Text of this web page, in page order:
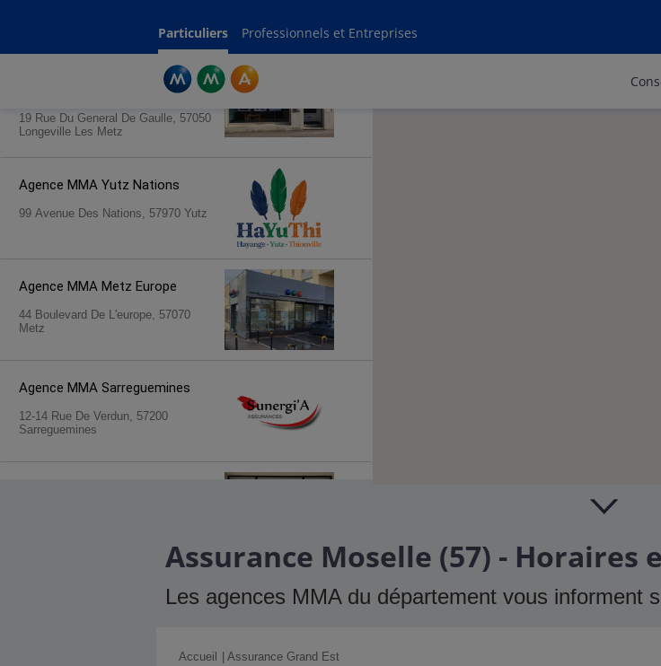
Particuliers Professionnels et Entreprises
Longeville Les
19 Rue Du General De Gaulle, 57050
Longeville Les Metz
Agence MMA Yutz Nations
99 Avenue Des Nations, 57970 Yutz
Agence MMA Metz Europe
44 Boulevard De L'europe, 57070
Metz
Agence MMA Sarreguemines
12-14 Rue De Verdun, 57200
Sarreguemines
Forbach Saint
Assurance Moselle (57) - Horaires
Les agences MMA du département vous informent
Accueil Assurance Grand Est